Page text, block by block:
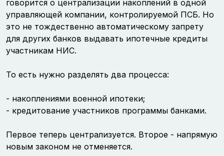
говорится о централизации накоплений в одной
управляющей компании, контролируемой ПСБ. Но
это не тождественно автоматическому запрету
для других банков выдавать ипотечные кредиты
участникам НИС.
То есть нужно разделять два процесса:
- накоплениями военной ипотеки;
- кредитование участников программы банками.
Первое теперь централизуется. Второе - напрямую
новым законом не отменяется.